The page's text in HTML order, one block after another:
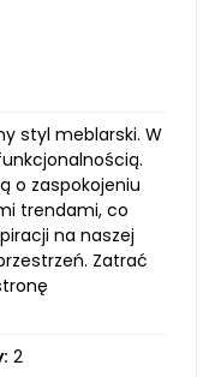
styl meblarski. W
o zaspokojeniu
trendami, co
na naszej
Zatrać
2